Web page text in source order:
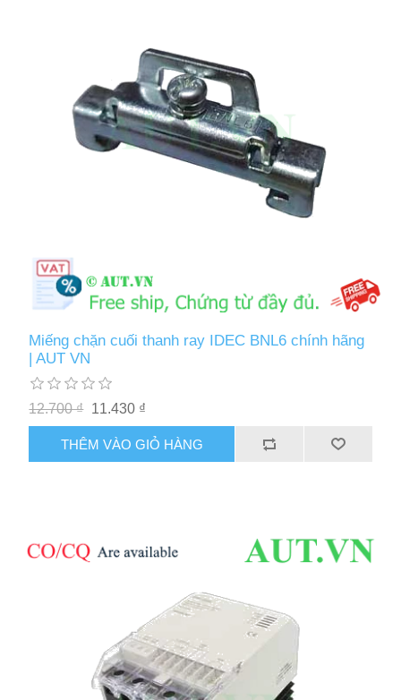
Miếng chặn cuối thanh ray IDEC BNL6 chính hãng
| AUT VN
12.700 ₫ 11.430 ₫
THÊM VÀO GIỎ HÀNG